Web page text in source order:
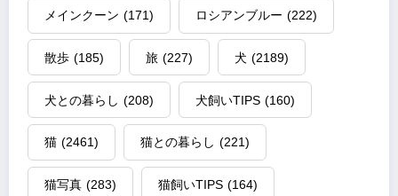
メインクーン (171) ロシアンブルー (222)
散歩 (185) 旅 (227) 犬 (2189)
犬との暮らし (208) 犬飼いTIPS (160)
猫 (2461) 猫との暮らし (221)
猫写真 (283) 猫飼いTIPS (164)